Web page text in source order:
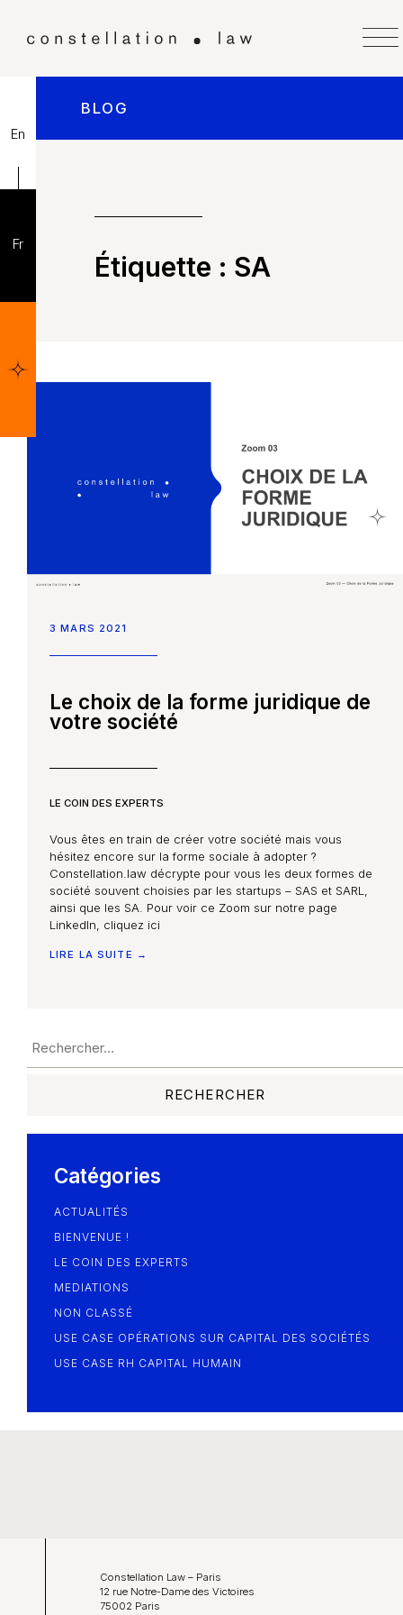
Accueil
Nos compétences
Notre équipe
Nos partenaires
Nous rejoindre
Les Smart Diagnostics
Blog
En
Fr
BLOG
Étiquette : SA
3 MARS 2021
Le choix de la forme juridique de
votre société
LE COIN DES EXPERTS
Vous êtes en train de créer votre société mais vous
hésitez encore sur la forme sociale à adopter ?
Constellation.law décrypte pour vous les deux formes de
société souvent choisies par les startups – SAS et SARL,
ainsi que les SA. Pour voir ce Zoom sur notre page
LinkedIn, cliquez ici
LIRE LA SUITE →
Catégories
ACTUALITÉS
BIENVENUE !
LE COIN DES EXPERTS
MEDIATIONS
NON CLASSÉ
USE CASE OPÉRATIONS SUR CAPITAL DES SOCIÉTÉS
USE CASE RH CAPITAL HUMAIN
Constellation Law – Paris
12 rue Notre-Dame des Victoires
75002 Paris
Nous écrire un mail